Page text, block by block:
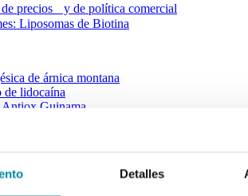
Detalles
precios y de política comercial
Liposomas de Biotina
de árnica montana
de lidocaína
Guinama